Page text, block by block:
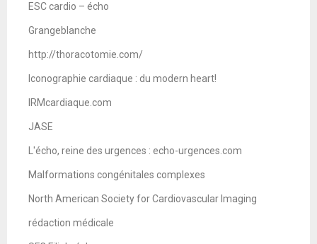
ESC cardio – écho
Grangeblanche
http://thoracotomie.com/
Iconographie cardiaque : du modern heart!
IRMcardiaque.com
JASE
L'écho, reine des urgences : echo-urgences.com
Malformations congénitales complexes
North American Society for Cardiovascular Imaging
rédaction médicale